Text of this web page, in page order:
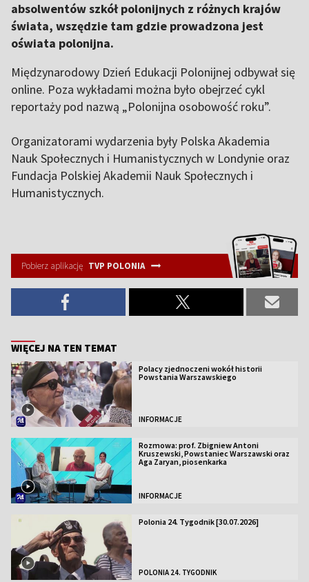
absolwentów szkół polonijnych z różnych krajów
świata, wszędzie tam gdzie prowadzona jest
oświata polonijna.
Międzynarodowy Dzień Edukacji Polonijnej odbywał się
online. Poza wykładami można było obejrzeć cykl
reportaży pod nazwą „Polonijna osobowość roku”.
Organizatorami wydarzenia były Polska Akademia
Nauk Społecznych i Humanistycznych w Londynie oraz
Fundacja Polskiej Akademii Nauk Społecznych i
Humanistycznych.
Pobierz aplikację TVP POLONIA
WIĘCEJ NA TEN TEMAT
Polacy zjednoczeni wokół historii
Powstania Warszawskiego
INFORMACJE
Rozmowa: prof. Zbigniew Antoni
Kruszewski, Powstaniec Warszawski oraz
Aga Zaryan, piosenkarka
INFORMACJE
Polonia 24. Tygodnik [30.07.2026]
POLONIA 24. TYGODNIK